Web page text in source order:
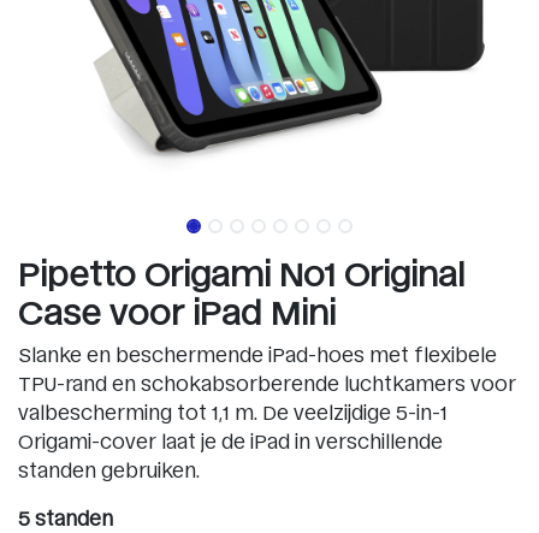
Pipetto Origami No1 Original
Case voor iPad Mini
Slanke en beschermende iPad-hoes met flexibele
TPU-rand en schokabsorberende luchtkamers voor
valbescherming tot 1,1 m. De veelzijdige 5-in-1
Origami-cover laat je de iPad in verschillende
standen gebruiken.
5 standen